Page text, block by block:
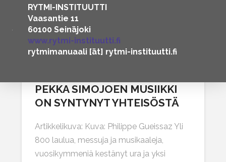
PEKKA SIMOJOEN MUSIIKKI
ON SYNTYNYT YHTEISÖSTÄ
Artikkelikuva: Kuva: Philippe Gueissaz Yli
800 laulua, messuja ja musikaaleja,
vuosikymmeniä kestänyt ura ja yksi
RYTMI-INSTITUUTTI
Vaasantie 11
60100 Seinäjoki
www.rytmi-instituutti.fi
rytmimanuaali [ät] rytmi-instituutti.fi